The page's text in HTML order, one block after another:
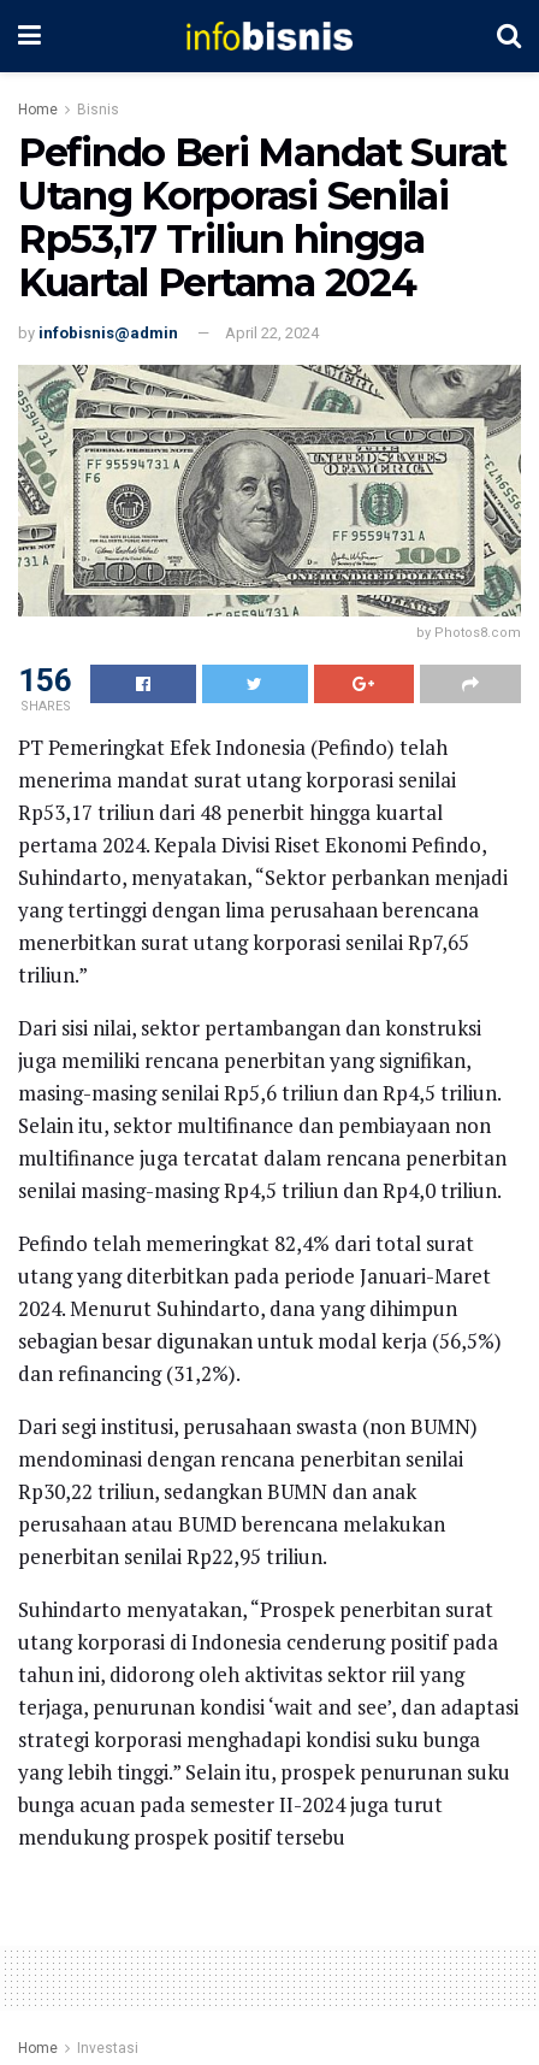
Home Bisnis
Pefindo Beri Mandat Surat
Utang Korporasi Senilai
Rp53,17 Triliun hingga
Kuartal Pertama 2024
by infobisnis@admin April 22, 2024
by Photos8.com
156
SHARES
PT Pemeringkat Efek Indonesia (Pefindo) telah
menerima mandat surat utang korporasi senilai
Rp53,17 triliun dari 48 penerbit hingga kuartal
pertama 2024. Kepala Divisi Riset Ekonomi Pefindo,
Suhindarto, menyatakan, “Sektor perbankan menjadi
yang tertinggi dengan lima perusahaan berencana
menerbitkan surat utang korporasi senilai Rp7,65
triliun.”
Dari sisi nilai, sektor pertambangan dan konstruksi
juga memiliki rencana penerbitan yang signifikan,
masing-masing senilai Rp5,6 triliun dan Rp4,5 triliun.
Selain itu, sektor multifinance dan pembiayaan non
multifinance juga tercatat dalam rencana penerbitan
senilai masing-masing Rp4,5 triliun dan Rp4,0 triliun.
Pefindo telah memeringkat 82,4% dari total surat
utang yang diterbitkan pada periode Januari-Maret
2024. Menurut Suhindarto, dana yang dihimpun
sebagian besar digunakan untuk modal kerja (56,5%)
dan refinancing (31,2%).
Dari segi institusi, perusahaan swasta (non BUMN)
mendominasi dengan rencana penerbitan senilai
Rp30,22 triliun, sedangkan BUMN dan anak
perusahaan atau BUMD berencana melakukan
penerbitan senilai Rp22,95 triliun.
Suhindarto menyatakan, “Prospek penerbitan surat
utang korporasi di Indonesia cenderung positif pada
tahun ini, didorong oleh aktivitas sektor riil yang
terjaga, penurunan kondisi ‘wait and see’, dan adaptasi
strategi korporasi menghadapi kondisi suku bunga
yang lebih tinggi.” Selain itu, prospek penurunan suku
bunga acuan pada semester II-2024 juga turut
mendukung prospek positif tersebu
Home Investasi